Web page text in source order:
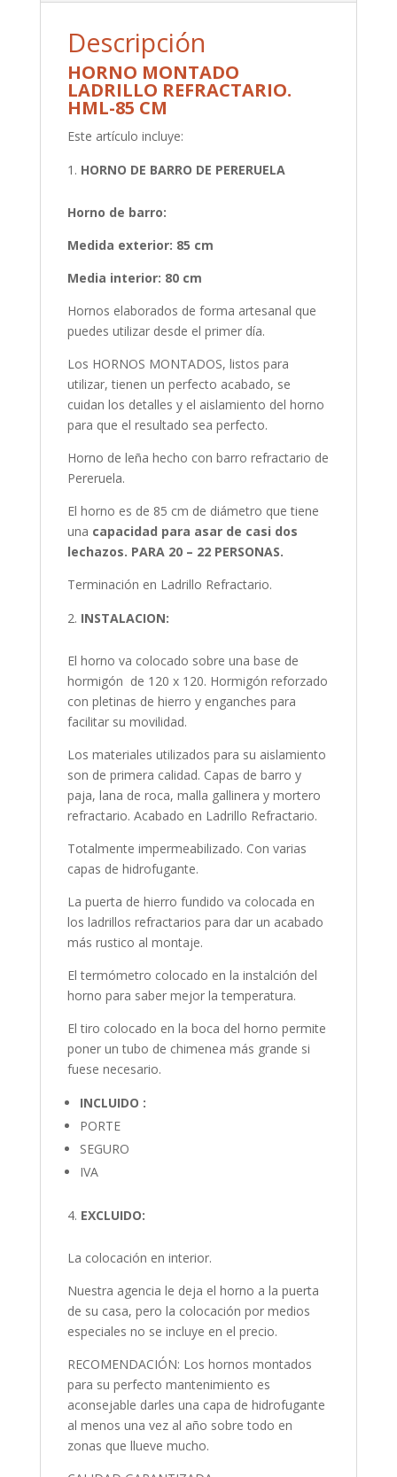
Descripción
HORNO MONTADO
LADRILLO REFRACTARIO.
HML-85 CM
Este artículo incluye:
HORNO DE BARRO DE PERERUELA
Horno de barro:
Medida exterior: 85 cm
Media interior: 80 cm
Hornos elaborados de forma artesanal que
puedes utilizar desde el primer día.
Los HORNOS MONTADOS, listos para
utilizar, tienen un perfecto acabado, se
cuidan los detalles y el aislamiento del horno
para que el resultado sea perfecto.
Horno de leña hecho con barro refractario de
Pereruela.
El horno es de 85 cm de diámetro que tiene
una capacidad para asar de casi dos
lechazos. PARA 20 – 22 PERSONAS.
Terminación en Ladrillo Refractario.
INSTALACION:
El horno va colocado sobre una base de
hormigón de 120 x 120. Hormigón reforzado
con pletinas de hierro y enganches para
facilitar su movilidad.
Los materiales utilizados para su aislamiento
son de primera calidad. Capas de barro y
paja, lana de roca, malla gallinera y mortero
refractario. Acabado en Ladrillo Refractario.
Totalmente impermeabilizado. Con varias
capas de hidrofugante.
La puerta de hierro fundido va colocada en
los ladrillos refractarios para dar un acabado
más rustico al montaje.
El termómetro colocado en la instalción del
horno para saber mejor la temperatura.
El tiro colocado en la boca del horno permite
poner un tubo de chimenea más grande si
fuese necesario.
INCLUIDO :
PORTE
SEGURO
IVA
EXCLUIDO:
La colocación en interior.
Nuestra agencia le deja el horno a la puerta
de su casa, pero la colocación por medios
especiales no se incluye en el precio.
RECOMENDACIÓN: Los hornos montados
para su perfecto mantenimiento es
aconsejable darles una capa de hidrofugante
al menos una vez al año sobre todo en
zonas que llueve mucho.